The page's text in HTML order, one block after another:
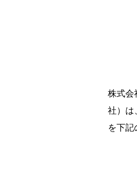
株式会
社）は
を下記